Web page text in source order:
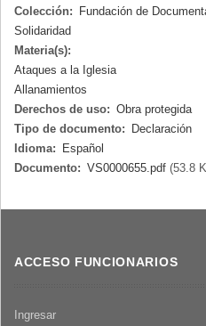
Colección:
Fundación de
Solidaridad
Materia(s):
Ataques a la Iglesia
Allanamientos
Derechos de uso: Obra protegida
Tipo de documento:
Declaración
Idioma:
Español
Documento: VS0000655.pdf (53.8
ACCESO FUNCIONARIOS
Ingresar